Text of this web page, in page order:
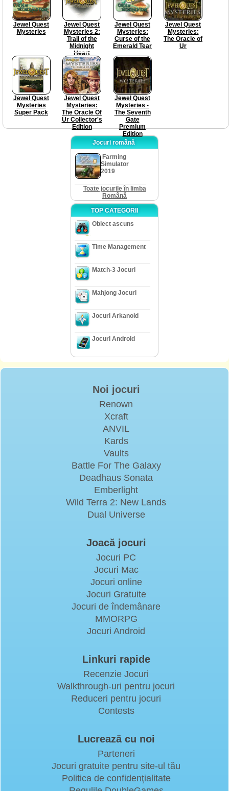
Jewel Quest
Mysteries
Jewel Quest
Mysteries 2:
Trail of the
Midnight
Heart
Jewel Quest
Mysteries:
Curse of the
Emerald Tear
Jewel Quest
Mysteries:
The Oracle of
Ur
Jewel Quest
Mysteries
Super Pack
Jewel Quest
Mysteries:
The Oracle Of
Ur Collector's
Edition
Jewel Quest
Mysteries -
The Seventh
Gate
Premium
Edition
Jocuri română
Farming
Simulator
2019
Toate jocurile în limba
Română
TOP CATEGORII
Obiect ascuns
Time Management
Match-3 Jocuri
Mahjong Jocuri
Jocuri Arkanoid
Jocuri Android
Noi jocuri
Renown
Xcraft
ANVIL
Kards
Vaults
Battle For The Galaxy
Deadhaus Sonata
Emberlight
Wild Terra 2: New Lands
Dual Universe
Joacă jocuri
Jocuri PC
Jocuri Mac
Jocuri online
Jocuri Gratuite
Jocuri de îndemânare
MMORPG
Jocuri Android
Linkuri rapide
Recenzie Jocuri
Walkthrough-uri pentru jocuri
Reduceri pentru jocuri
Contests
Lucrează cu noi
Parteneri
Jocuri gratuite pentru site-ul tău
Politica de confidenţialitate